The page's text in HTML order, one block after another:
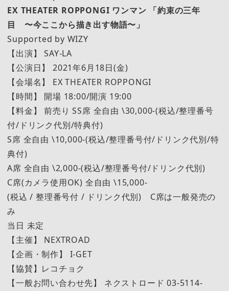
EX THEATER ROPPONGI ワンマン 「約束の三年
目 〜今ここから描き出す物語〜」
Supported by WIZY
【出演】 SAY-LA
【公演日】 2021年6月18日(金)
【会場名】 EX THEATER ROPPONGI
【時間】 開場 18:00/開演 19:00
【料金】 前売り SS席 全自由 \30,000-(税込/整理番号
付/ドリンク代別/特典付)
S席 全自由 \10,000-(税込/整理番号付/ドリンク代別/特
典付)
A席 全自由 \2,000-(税込/整理番号付/ドリンク代別)
C席(カメラ使用OK) 全自由 \15,000-
(税込 / 整理番号付 / ドリンク代別) C席は一般発売の
み
当日 未定
【主催】 NEXTROAD
【企画・制作】 I-GET
【協賛】レコチョク
【一般お問い合わせ先】 ネクストロード 03-5114-